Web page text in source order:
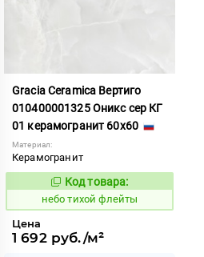
Gracia Ceramica Вертиго
010400001325 Оникс сер КГ
01 керамогранит 60x60
Материал:
Керамогранит
1122116
Код товара:
небо тихой флейты
Цена
1 692 руб./м²